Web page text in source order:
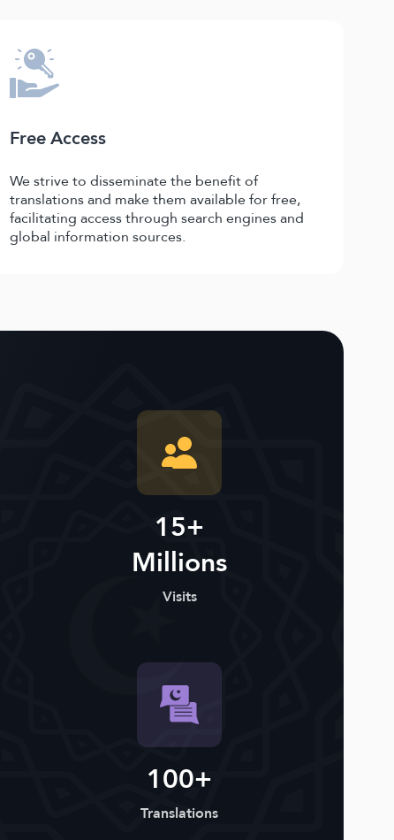
Free Access
We strive to disseminate the benefit of
translations and make them available for free,
facilitating access through search engines and
global information sources.
15+
Millions
Visits
100+
Translations